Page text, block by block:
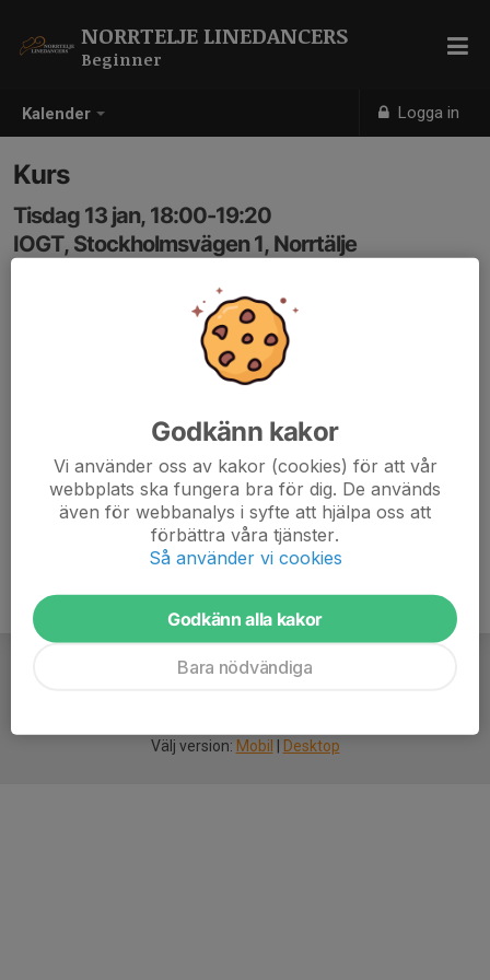
Kalender Logga in
NORRTELJE LINEDANCERS
Beginner
Kurs
Tisdag 13 jan, 18:00-19:20
IOGT, Stockholmsvägen 1, Norrtälje
Välj version: Mobil Desktop
Godkänn kakor
Vi använder oss av kakor (cookies) för att vår
webbplats ska fungera bra för dig. De används
även för webbanalys i syfte att hjälpa oss att
förbättra våra tjänster.
Så använder vi cookies
Godkänn alla kakor
Bara nödvändiga